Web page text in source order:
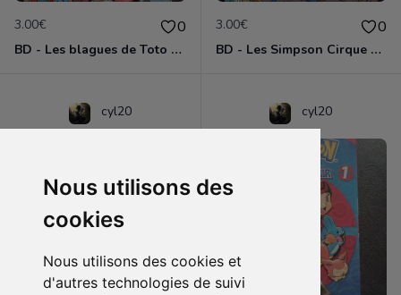
Nous utilisons des
cookies
Nous utilisons des cookies et
d'autres technologies de suivi
3.00€ 0
BD - Les blagues de Toto - L'école des vannes - Tome 1
3.00€ 0
BD - Les Simpson Cirque en folie ! - Tome 11
cyl20 cyl20